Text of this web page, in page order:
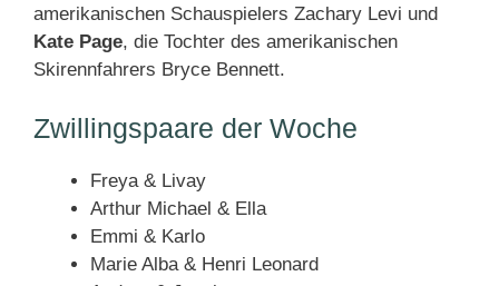
amerikanischen Schauspielers Zachary Levi und
Kate Page, die Tochter des amerikanischen
Skirennfahrers Bryce Bennett.
Zwillingspaare der Woche
Freya & Livay
Arthur Michael & Ella
Emmi & Karlo
Marie Alba & Henri Leonard